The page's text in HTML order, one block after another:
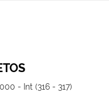
- Int (316 - 317)